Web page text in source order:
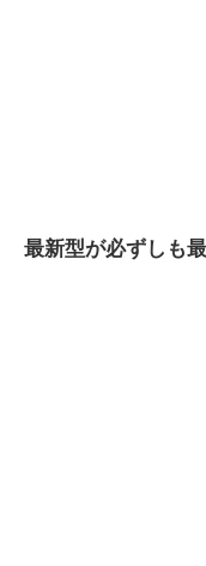
最新型が必ずしも